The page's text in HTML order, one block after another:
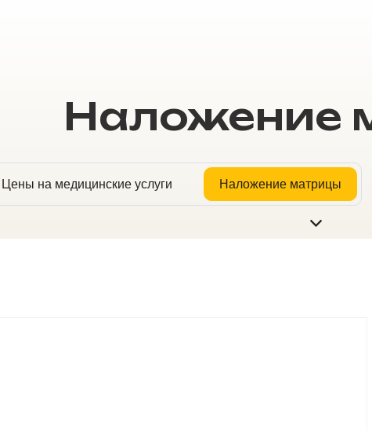
Наложение
Цены на медицинские услуги Наложение матрицы